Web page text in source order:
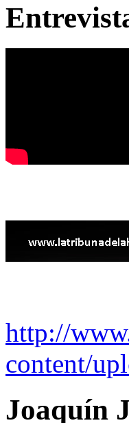
http://
content/
Joaquín